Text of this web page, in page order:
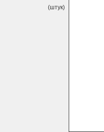
(штук)